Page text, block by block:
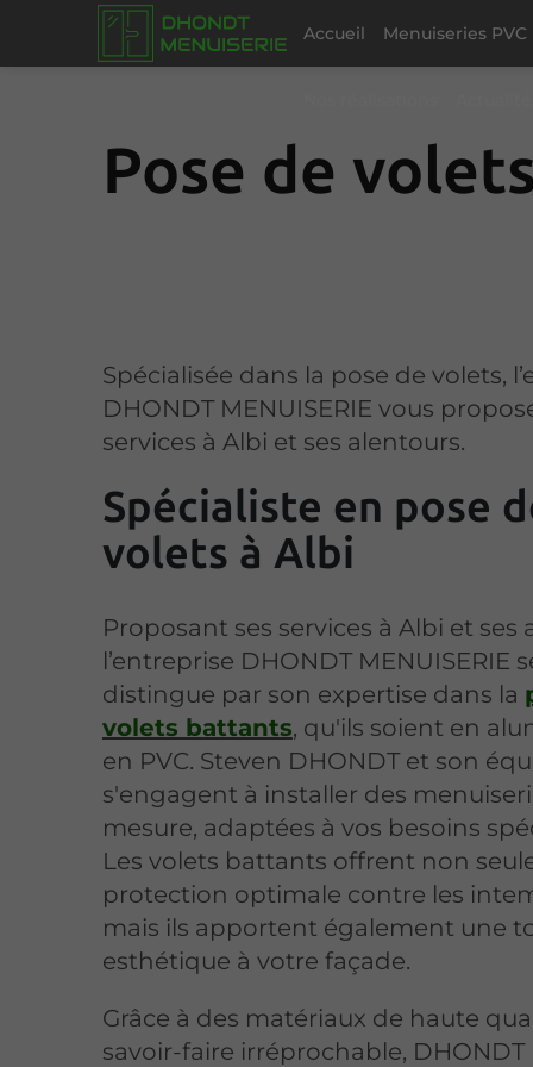
Accueil Menuiseries PVC
Pose de
Spécialisée dans la pose de volets,
DHONDT MENUISERIE vous
services à Albi et ses alentours.
Spécialiste en pose
volets à Albi
Proposant ses services à Albi et ses
l’entreprise DHONDT MENUISERIE
distingue par son expertise dans la
volets battants, qu'ils soient en
en PVC. Steven DHONDT et son
s'engagent à installer des
mesure, adaptées à vos besoins
Les volets battants offrent non
protection optimale contre les
mais ils apportent également une
esthétique à votre façade.
Grâce à des matériaux de haute
savoir-faire irréprochable, DHONDT